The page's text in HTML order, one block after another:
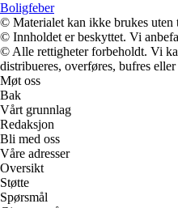
Boligfeber
© Materialet kan ikke brukes uten
© Innholdet er beskyttet. Vi
© Alle rettigheter forbeholdt. Vi
distribueres, overføres, bufres
Møt oss
Bak
Vårt grunnlag
Redaksjon
Bli med oss
Våre adresser
Oversikt
Støtte
Spørsmål